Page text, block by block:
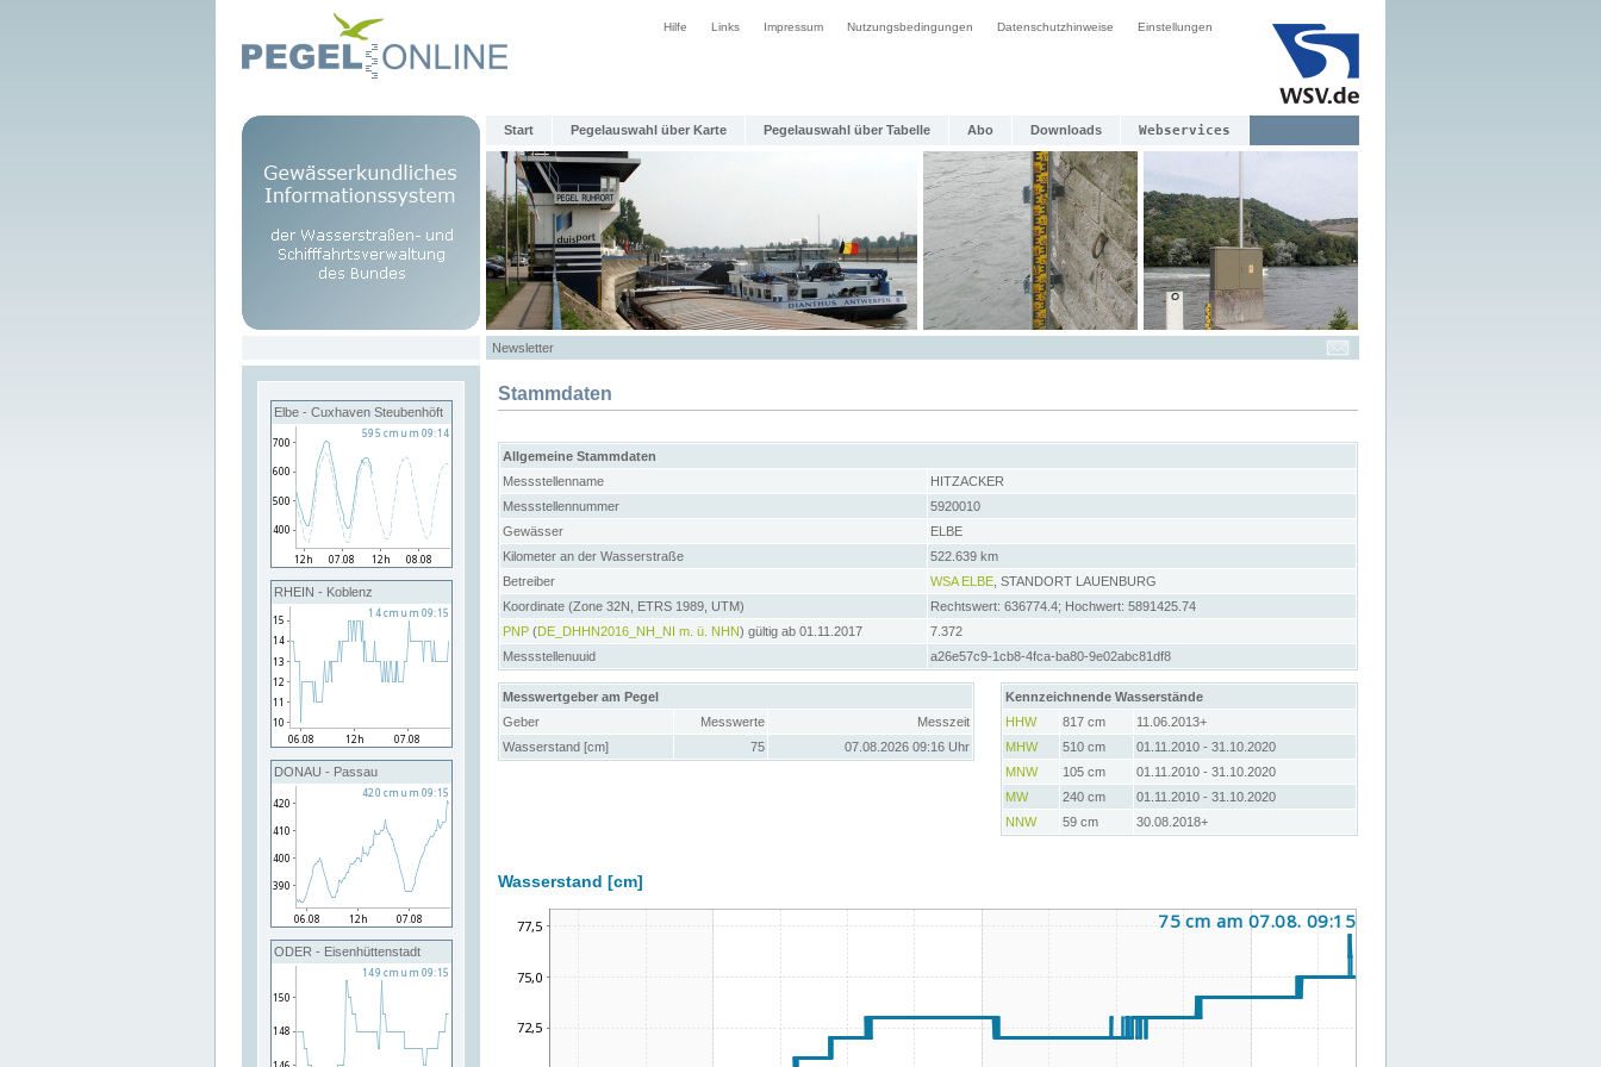
Hilfe Links Impressum Nutzungsbedingungen Datenschutzhinweise Einstellungen
Start Pegelauswahl über Karte Pegelauswahl über Tabelle Abo Downloads Webservices
Newsletter
Elbe - Cuxhaven Steubenhöft
RHEIN - Koblenz
DONAU - Passau
ODER - Eisenhüttenstadt
Stammdaten
Allgemeine Stammdaten
Messstellenname
HITZACKER
Messstellennummer
5920010
Gewässer
ELBE
Kilometer an der Wasserstraße
522.639 km
Betreiber
WSA ELBE , STANDORT LAUENBURG
Koordinate (Zone 32N, ETRS 1989, UTM)
Rechtswert: 636774.4; Hochwert: 5891425.74
PNP (DE_DHHN2016_NH_NI m. ü. NHN) gültig ab 01.11.2017
7.372
Messstellenuuid
a26e57c9-1cb8-4fca-ba80-9e02abc81df8
Messwertgeber am Pegel
Geber
Messwerte
Messzeit
Wasserstand [cm]
75 07.08.2026 09:16 Uhr
Kennzeichnende Wasserstände
HHW
817 cm
11.06.2013+
MHW
510 cm
01.11.2010 - 31.10.2020
MNW
105 cm
01.11.2010 - 31.10.2020
MW
240 cm
01.11.2010 - 31.10.2020
NNW
59 cm 30.08.2018+
Wasserstand [cm]